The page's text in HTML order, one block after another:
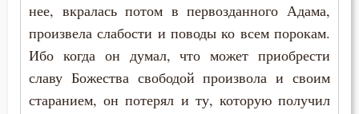
нее, вкралась потом в первозданного Адама,
произвела слабости и поводы ко всем порокам.
Ибо когда он думал, что может приобрести
славу Божества свободой произвола и своим
старанием, он потерял и ту, которую получил